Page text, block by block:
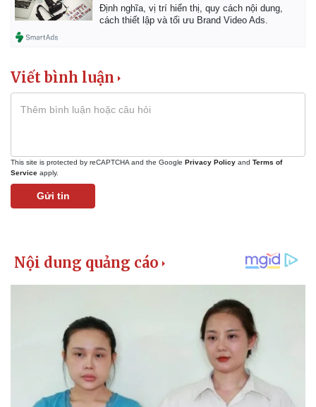
Định nghĩa, vị trí hiển thị, quy cách nội dung,
cách thiết lập và tối ưu Brand Video Ads.
Viết bình luận
This site is protected by reCAPTCHA and the Google Privacy Policy and Terms of
Service apply.
Gửi tin